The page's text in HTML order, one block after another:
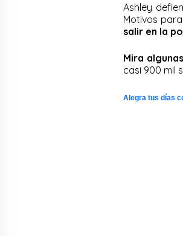
Ashley
Motivos
salir en la
Mira
casi 900 mil
Alegra tus días